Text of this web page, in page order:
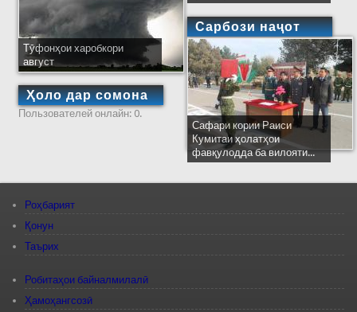
Тӯфонҳои харобкори
август
Ҳоло дар сомона
Пользователей онлайн: 0.
Сарбози наҷот
Сафари кории Раиси
Кумитаи ҳолатҳои
фавқулодда ба вилояти...
Роҳбарият
Қонун
Таърих
Робитаҳои байналмилалӣ
Ҳамоҳангсозӣ